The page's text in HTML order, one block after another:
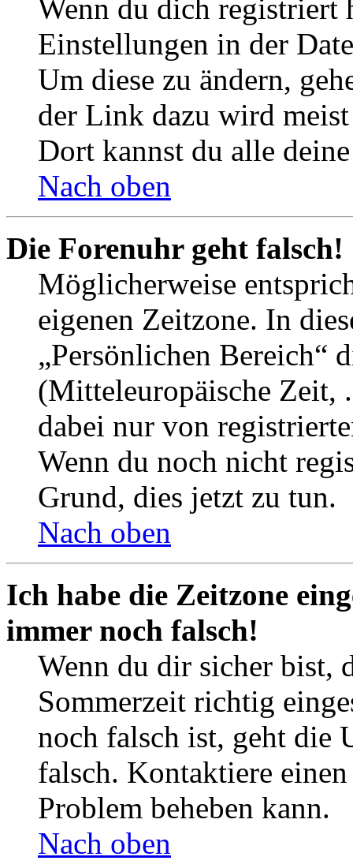
Wenn du dich registriert
Einstellungen in der
Um diese zu ändern,
der Link dazu wird
Dort kannst du alle
Nach oben
Die Forenuhr geht falsch!
Möglicherweise
eigenen Zeitzone. In
„Persönlichen Bereich“
(Mitteleuropäische Zeit,
dabei nur von
Wenn du noch nicht
Grund, dies jetzt zu tun.
Nach oben
Ich habe die Zeitzone
immer noch falsch!
Wenn du dir sicher bist,
Sommerzeit richtig
noch falsch ist, geht die
falsch. Kontaktiere
Problem beheben kann.
Nach oben